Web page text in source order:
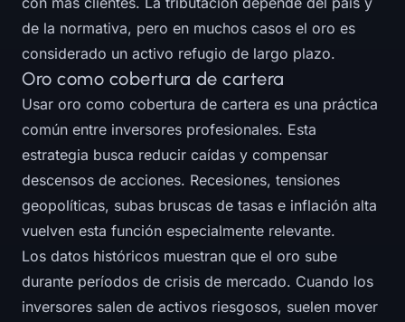
de la normativa, pero en muchos casos el oro es
considerado un activo refugio de largo plazo.
Oro como cobertura de cartera
Usar oro como cobertura de cartera es una práctica
común entre inversores profesionales. Esta
estrategia busca reducir caídas y compensar
descensos de acciones. Recesiones, tensiones
geopolíticas, subas bruscas de tasas e inflación alta
vuelven esta función especialmente relevante.
Los datos históricos muestran que el oro sube
durante períodos de crisis de mercado. Cuando los
inversores salen de activos riesgosos, suelen mover